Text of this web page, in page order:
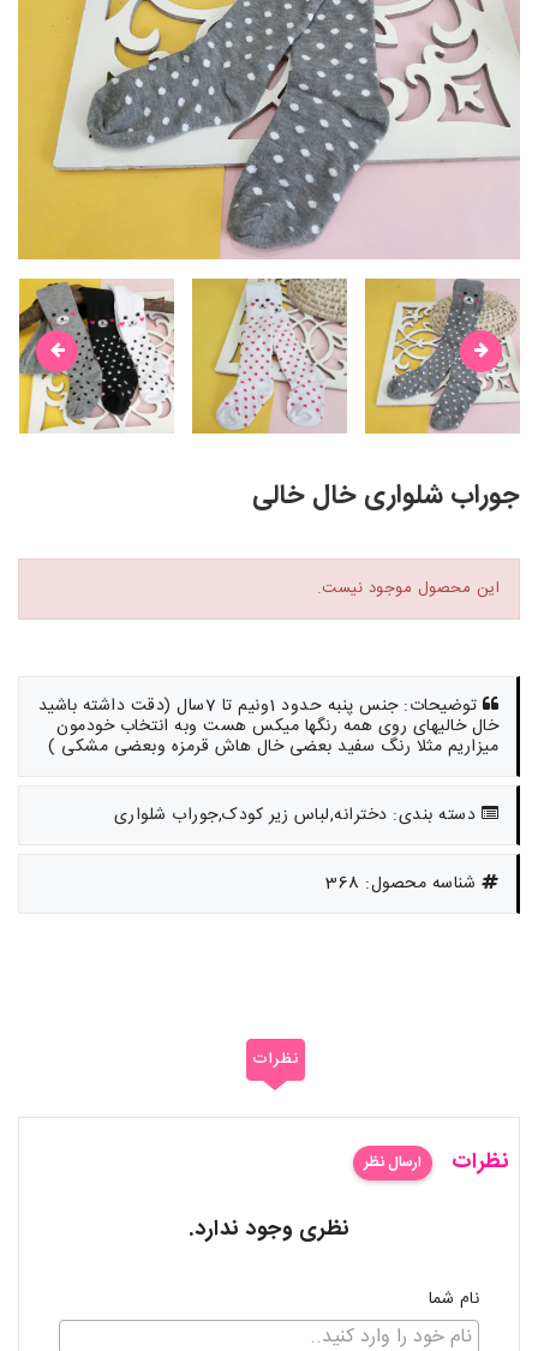
جوراب شلواری خال خالی
این محصول موجود نیست.
توضیحات: جنس پنبه حدود 1ونیم تا 7سال (دقت داشته باشید
خال خالیهای روی همه رنگها میکس هست وبه انتخاب خودمون
میزاریم مثلا رنگ سفید بعضی خال هاش قرمزه وبعضی مشکی )
دسته بندی: دخترانه,لباس زیر کودک,جوراب شلواری
شناسه محصول: 368
نظرات
نظرات ارسال نظر
نظری وجود ندارد.
نام شما